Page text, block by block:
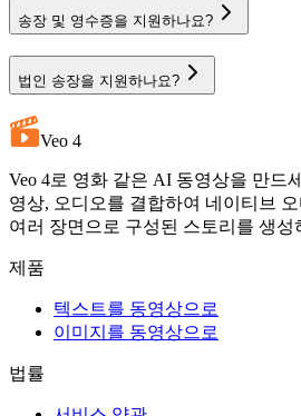
송장 및 영수증을 지원하나요?
법인 송장을 지원하나요?
Veo 4
Veo 4로 영화 같은 AI 동영상을 만드
영상, 오디오를 결합하여 네이티브
여러 장면으로 구성된 스토리를 생성
제품
텍스트를 동영상으로
이미지를 동영상으로
법률